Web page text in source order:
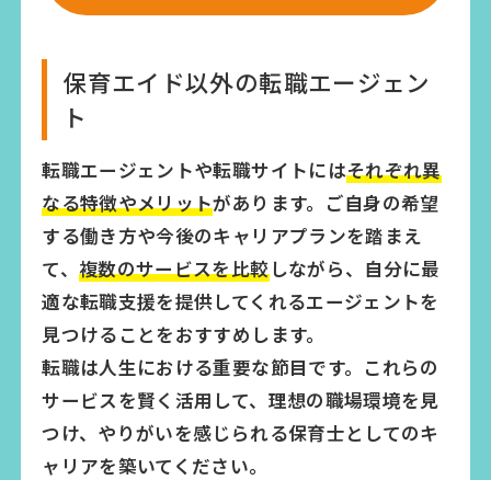
保育エイド以外の転職エージェン
ト
転職エージェントや転職サイトにはそれぞれ異
なる特徴やメリットがあります。ご自身の希望
する働き方や今後のキャリアプランを踏まえ
て、 複数のサービスを比較しながら、自分に最
適な転職支援を提供してくれるエージェントを
見つけることをおすすめします。
転職は人生における重要な節目です。これらの
サービスを賢く活用して、理想の職場環境を見
つけ、やりがいを感じられる保育士としてのキ
ャリアを築いてください。